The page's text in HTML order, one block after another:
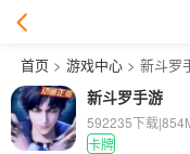
首页> 游戏中心> 新斗罗
新斗罗手游
592235下载|
卡牌